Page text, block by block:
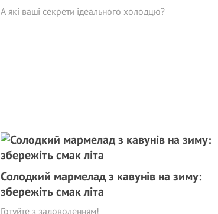
А які ваші секрети ідеального холодцю?
Солодкий мармелад з кавунів на зиму:
збережіть смак літа
Готуйте з задоволенням!